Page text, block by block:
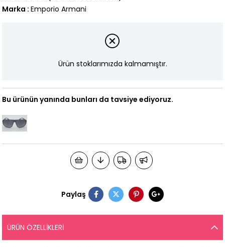
Marka : Emporio Armani
Ürün stoklarımızda kalmamıştır.
Bu ürünün yanında bunları da tavsiye ediyoruz.
Paylaş
ÜRÜN ÖZELLIKLERI